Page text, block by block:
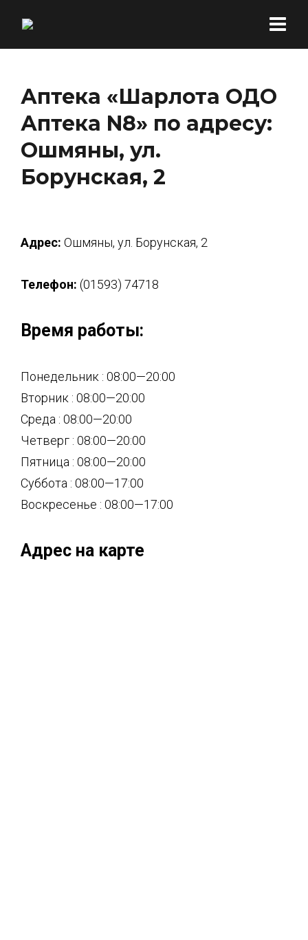
Аптека «Шарлота ОДО
Аптека N8» по адресу:
Ошмяны, ул.
Борунская, 2
Адрес: Ошмяны, ул. Борунская, 2
Телефон: (01593) 74718
Время работы:
Понедельник : 08:00—20:00
Вторник : 08:00—20:00
Среда : 08:00—20:00
Четверг : 08:00—20:00
Пятница : 08:00—20:00
Суббота : 08:00—17:00
Воскресенье : 08:00—17:00
Адрес на карте